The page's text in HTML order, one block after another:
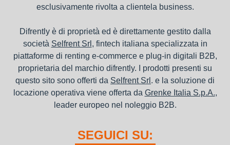
esclusivamente rivolta a clientela business.
Difrently è di proprietà ed è direttamente gestito dalla
società Selfrent Srl , fintech italiana specializzata in
piattaforme di renting e-commerce e plug-in digitali B2B,
proprietaria del marchio difrently. I prodotti presenti su
questo sito sono offerti da Selfrent Srl . e la soluzione di
locazione operativa viene offerta da Grenke Italia S.p.A.,
leader europeo nel noleggio B2B.
SEGUICI SU: